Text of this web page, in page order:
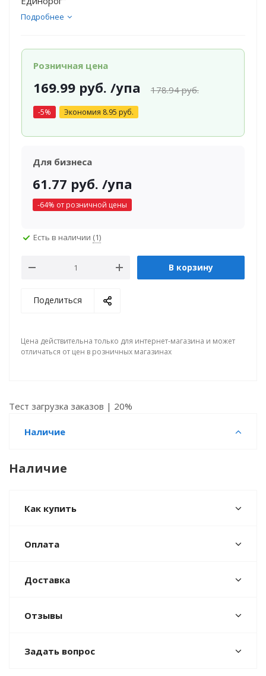
Подробнее
Розничная цена
169.99руб. /упа 178.94руб.
-5% Экономия 8.95 руб.
Для бизнеса
61.77 руб. /упа
-64% от розничной цены
Есть в наличии (1)
В корзину
Поделиться
Цена действительна только для интернет-магазина и может
отличаться от цен в розничных магазинах
Тест загрузка заказов | 20%
Наличие
Наличие
Как купить
Оплата
Доставка
Отзывы
Задать вопрос